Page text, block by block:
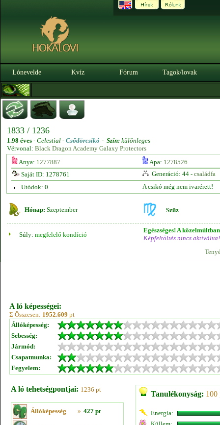
Lónevelde Kvíz Fórum Tagok/lovak
1833 / 1236
1.98 éves - Celestial - Csődörcsikó - Szín: különleges
Vérvonal: Black Dragon Academy Galaxy Protectors
Anya: 1277887 Apa: 1278526
Saját ID: 1278761
Generáció: 44 - családfa
Utódok: 0
A csikó még nem ivarérett!
Hónap: Szeptember Szűz
Súly: megfelelő kondíció
Egészséges! A
Képfeltöltés nincs aktiválva!
A ló képességei:
Σ Összesen: 1952.609 pt
Állóképesség:
Sebesség:
Jármód:
Csapatmunka:
Fegyelem:
A ló tehetségpontjai: 1236 pt
Állóképesség » 427 pt
Tanulékonyság: 100
Energia: